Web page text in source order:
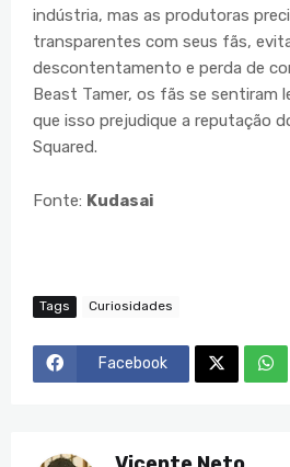
indústria, mas as produtoras
transparentes com seus fãs,
descontentamento e perda de
Beast Tamer, os fãs se sentiram
que isso prejudique a reputação
Squared.
Fonte: Kudasai
Tags Curiosidades
Facebook